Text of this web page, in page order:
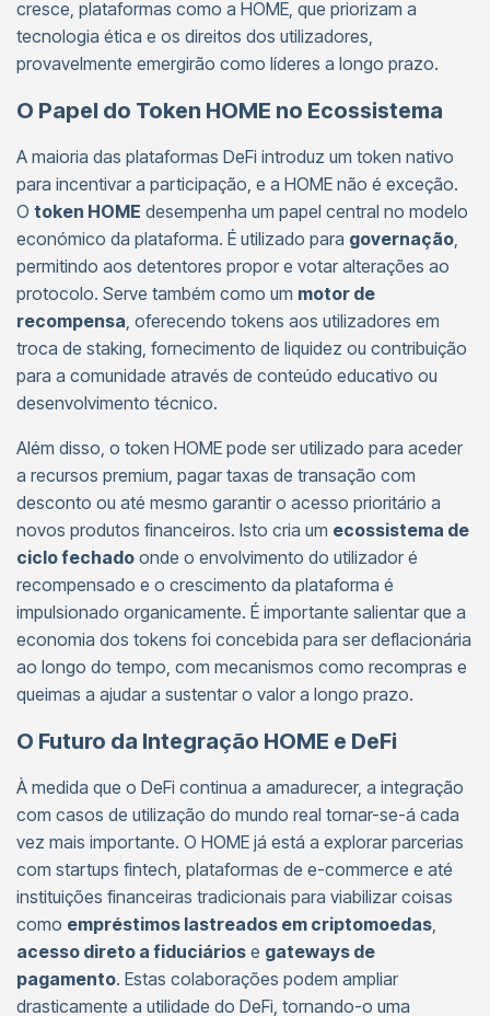
cresce, plataformas como a HOME, que priorizam a
tecnologia ética e os direitos dos utilizadores,
provavelmente emergirão como líderes a longo prazo.
O Papel do Token HOME no Ecossistema
A maioria das plataformas DeFi introduz um token nativo
para incentivar a participação, e a HOME não é exceção.
O token HOME desempenha um papel central no modelo
económico da plataforma. É utilizado para governação,
permitindo aos detentores propor e votar alterações ao
protocolo. Serve também como um motor de
recompensa, oferecendo tokens aos utilizadores em
troca de staking, fornecimento de liquidez ou contribuição
para a comunidade através de conteúdo educativo ou
desenvolvimento técnico.
Além disso, o token HOME pode ser utilizado para aceder
a recursos premium, pagar taxas de transação com
desconto ou até mesmo garantir o acesso prioritário a
novos produtos financeiros. Isto cria um ecossistema de
ciclo fechado onde o envolvimento do utilizador é
recompensado e o crescimento da plataforma é
impulsionado organicamente. É importante salientar que a
economia dos tokens foi concebida para ser deflacionária
ao longo do tempo, com mecanismos como recompras e
queimas a ajudar a sustentar o valor a longo prazo.
O Futuro da Integração HOME e DeFi
À medida que o DeFi continua a amadurecer, a integração
com casos de utilização do mundo real tornar-se-á cada
vez mais importante. O HOME já está a explorar parcerias
com startups fintech, plataformas de e-commerce e até
instituições financeiras tradicionais para viabilizar coisas
como empréstimos lastreados em criptomoedas,
acesso direto a fiduciários e gateways de
pagamento. Estas colaborações podem ampliar
drasticamente a utilidade do DeFi, tornando-o uma